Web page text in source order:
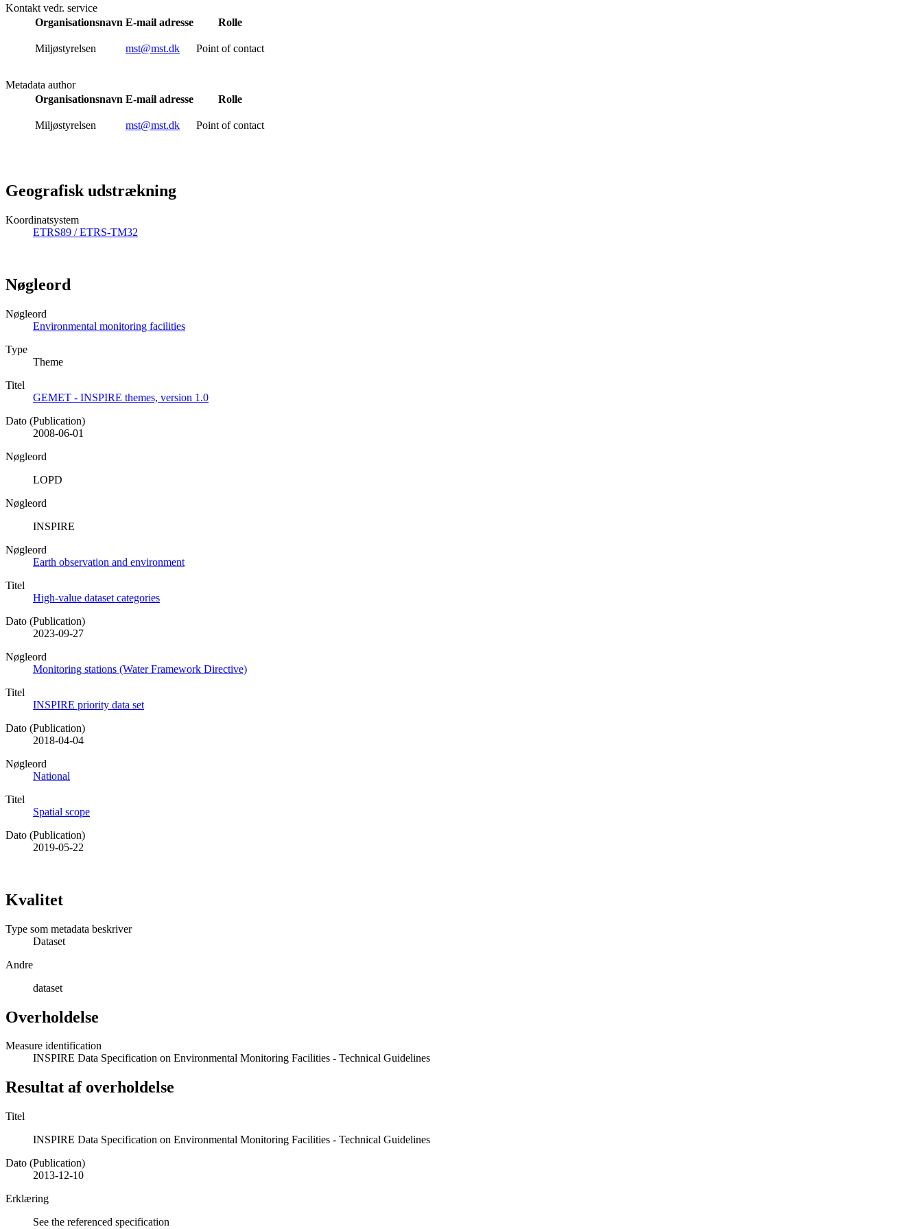
Kontakt vedr. service
Organisationsnavn E-mail adresse Rolle
Miljøstyrelsen mst@mst.dk Point of contact
Metadata author
Organisationsnavn E-mail adresse Rolle
Miljøstyrelsen mst@mst.dk Point of contact
Geografisk udstrækning
Koordinatsystem
ETRS89 / ETRS-TM32
Nøgleord
Nøgleord
Environmental monitoring facilities
Type
Theme
Titel
GEMET - INSPIRE themes, version 1.0
Dato (Publication)
2008-06-01
Nøgleord
LOPD
Nøgleord
INSPIRE
Nøgleord
Earth observation and environment
Titel
High-value dataset categories
Dato (Publication)
2023-09-27
Nøgleord
Monitoring stations (Water Framework Directive)
Titel
INSPIRE priority data set
Dato (Publication)
2018-04-04
Nøgleord
National
Titel
Spatial scope
Dato (Publication)
2019-05-22
Kvalitet
Type som metadata beskriver
Dataset
Andre
dataset
Overholdelse
Measure identification
INSPIRE Data Specification on Environmental Monitoring Facilities - Technical Guidelines
Resultat af overholdelse
Titel
INSPIRE Data Specification on Environmental Monitoring Facilities - Technical Guidelines
Dato (Publication)
2013-12-10
Erklæring
See the referenced specification